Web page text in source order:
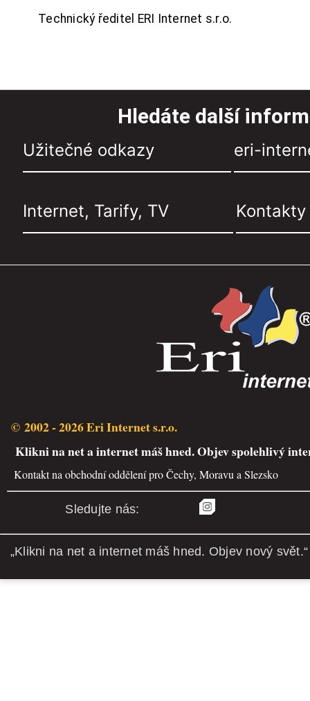
Technický ředitel ERI Internet s.r.o.
Hledáte další
Užitečné odkazy eri-
Internet, Tarify, TV Kontakty
© 2002 - 2026 Eri Internet s.r.o.
Klikni na net a internet máš hned. Objev spolehlivý
Kontakt na obchodní oddělení pro Čechy, Moravu a Slezsko
Sledujte nás:
„Klikni na net a internet máš hned. Objev nový svět.“